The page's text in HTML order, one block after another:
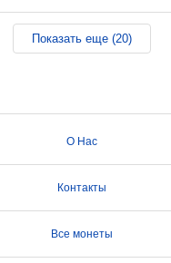
Показать еще (20)
О Нас
Контакты
Все монеты